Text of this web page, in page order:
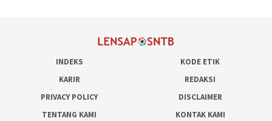
INDEKS
KODE ETIK
KARIR
REDAKSI
PRIVACY POLICY
DISCLAIMER
TENTANG KAMI
KONTAK KAMI